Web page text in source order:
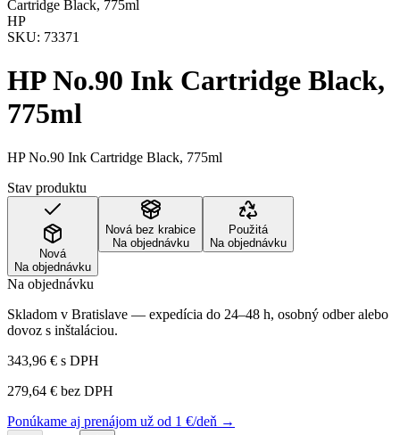
Cartridge Black, 775ml
HP
SKU: 73371
HP No.90 Ink Cartridge Black,
775ml
HP No.90 Ink Cartridge Black, 775ml
Stav produktu
Nová
Na objednávku
Nová bez krabice
Na objednávku
Použitá
Na objednávku
Na objednávku
Skladom v Bratislave — expedícia do 24–48 h, osobný odber alebo
dovoz s inštaláciou.
343,96 € s DPH
279,64 € bez DPH
Ponúkame aj prenájom už od 1 €/deň →